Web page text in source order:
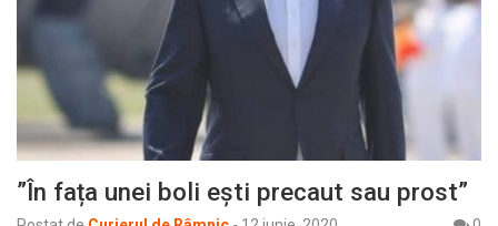
”În fața unei boli ești precaut sau prost”